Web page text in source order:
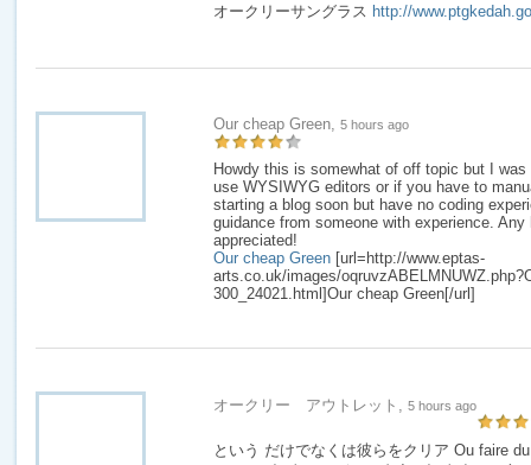
オークリーサングラス http://
Our cheap Green, 5 hours ago
Howdy this is somewhat of off topic but I
use WYSIWYG editors or if you have to
starting a blog soon but have no coding
guidance from someone with experience.
appreciated!
Our cheap Green [url=http://www.eptas-
arts.co.uk/images/
300_24021.html]Our cheap Green[/url]
オークリー アウトレット, 5 hours ago
という だけでなくは彼らをクリア Ou faire